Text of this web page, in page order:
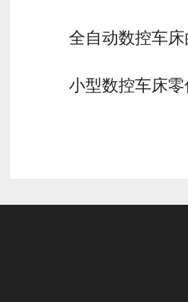
全自动数控车
小型数控车床